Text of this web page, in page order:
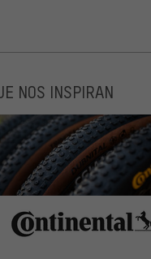
NOS INSPIRAN